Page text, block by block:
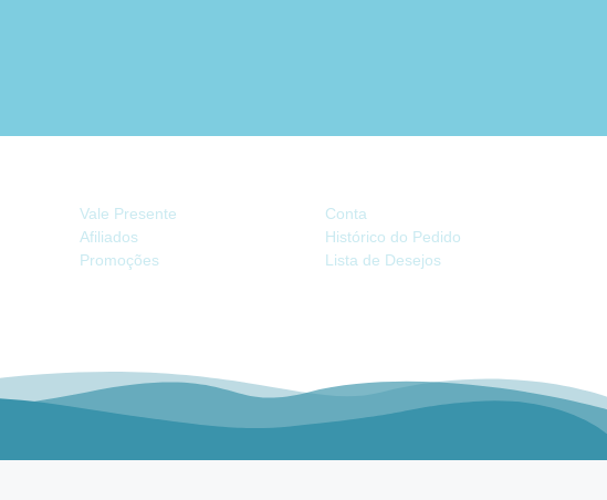
Vale Presente
Afiliados
Promoções
Conta
Histórico do Pedido
Lista de Desejos